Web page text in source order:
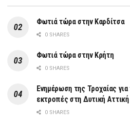
Φωτιά τώρα στην Καρδίτσα
0 SHARES
Φωτιά τώρα στην Κρήτη
0 SHARES
Ενημέρωση της Τροχαίας
εκτροπές στη Δυτική Αττική
0 SHARES